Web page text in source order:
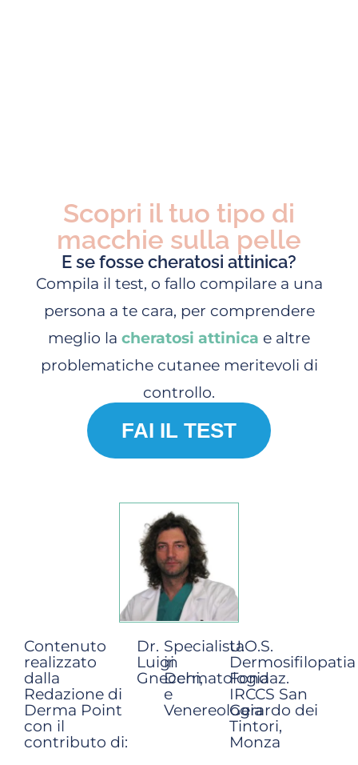
Scopri il tuo tipo di
macchie sulla pelle
E se fosse cheratosi attinica?
Compila il test, o fallo compilare a una
persona a te cara, per comprendere
meglio la cheratosi attinica e altre
problematiche cutanee meritevoli di
controllo.
FAI IL TEST
Contenuto
realizzato
dalla
Redazione di
Derma Point
con il
contributo di:
Dr.
Luigi
Gnecchi,
Specialista
in
Dermatologia
e
Venereologia
U.O.S.
Dermosifilopatia
Fondaz.
IRCCS San
Gerardo dei
Tintori,
Monza